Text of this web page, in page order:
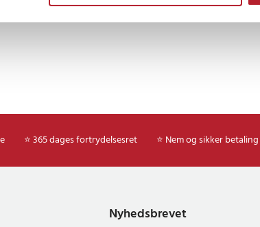
⭐ 365 dages fortrydelsesret ⭐ Nem og sikker
Nyhedsbrevet